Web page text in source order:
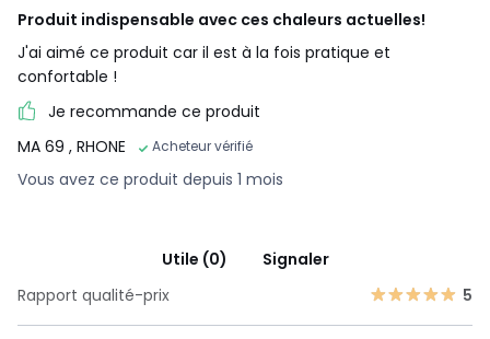
Produit indispensable avec ces chaleurs actuelles!
J'ai aimé ce produit car il est à la fois pratique et
confortable !
Je recommande ce produit
MA 69 , RHONE Acheteur vérifié
Vous avez ce produit depuis 1 mois
Utile (0)
Signaler
Rapport qualité-prix
5